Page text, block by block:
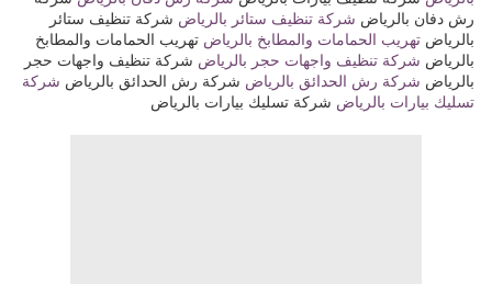
رش دفان بالرياض شركة تنظيف ستائر بالرياض شركة تنظيف ستائر
بالرياض تهريب الحمامات والمطابخ بالرياض تهريب الحمامات والمطابخ
بالرياض شركة تنظيف واجهات حجر بالرياض شركة تنظيف واجهات حجر
بالرياض شركة رش الحدائق بالرياض شركة رش الحدائق بالرياض شركة
تسليك بيارات بالرياض شركة تسليك بيارات بالرياض